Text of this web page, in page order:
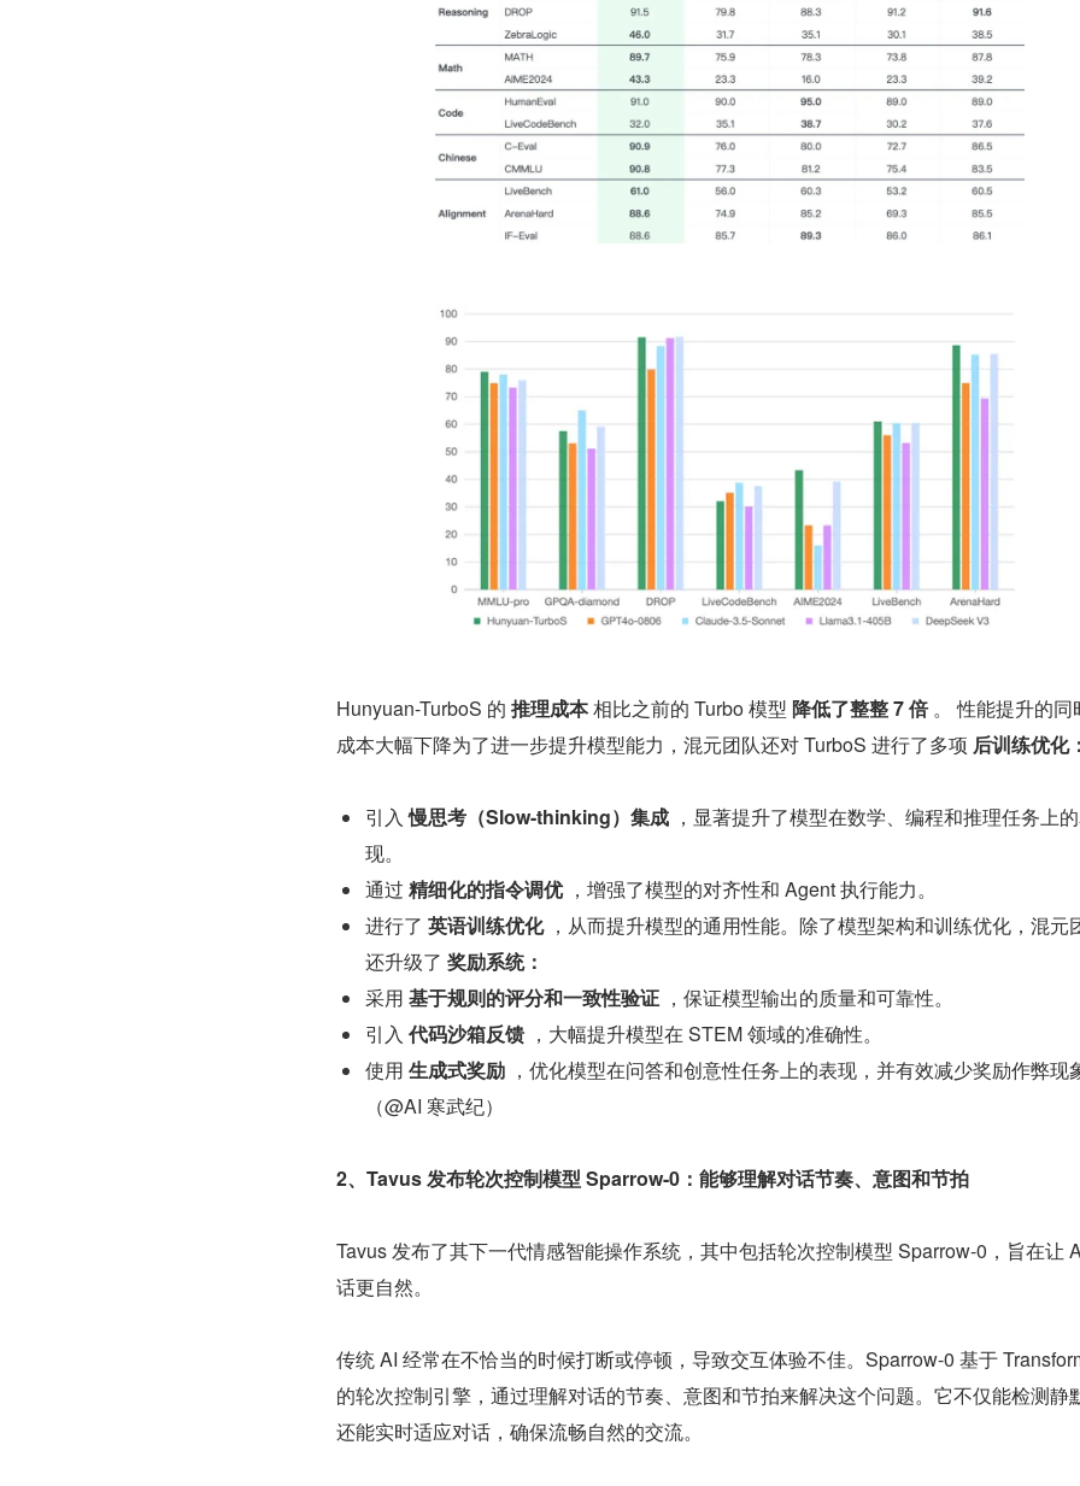
Hunyuan-TurboS 的 推理成本 相比之前的 Turbo 模型 降低了整整 7 倍 。 性能提升的同
成本大幅下降为了进一步提升模型能力，混元团队还对 TurboS 进行了多项 后训练优化：
引入 慢思考（Slow-thinking）集成 ，显著提升了模型在数学、编程和推理任务上
现。
通过 精细化的指令调优 ，增强了模型的对齐性和 Agent 执行能力。
进行了 英语训练优化 ，从而提升模型的通用性能。除了模型架构和训练优化，混元
还升级了 奖励系统：
采用 基于规则的评分和一致性验证 ，保证模型输出的质量和可靠性。
引入 代码沙箱反馈 ，大幅提升模型在 STEM 领域的准确性。
使用 生成式奖励 ，优化模型在问答和创意性任务上的表现，并有效减少奖励作弊现
（@AI 寒武纪）
2、Tavus 发布轮次控制模型 Sparrow-0：能够理解对话节奏、意图和节拍
Tavus 发布了其下一代情感智能操作系统，其中包括轮次控制模型 Sparrow-0，旨在让
话更自然。
传统 AI 经常在不恰当的时候打断或停顿，导致交互体验不佳。Sparrow-0 基于
的轮次控制引擎，通过理解对话的节奏、意图和节拍来解决这个问题。它不仅能检测静
还能实时适应对话，确保流畅自然的交流。